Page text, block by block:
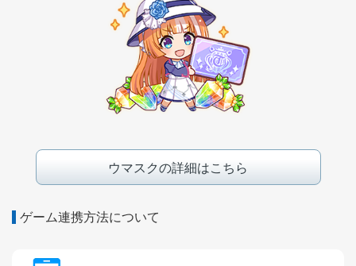
ウマスクの詳細はこちら
ゲーム連携方法について